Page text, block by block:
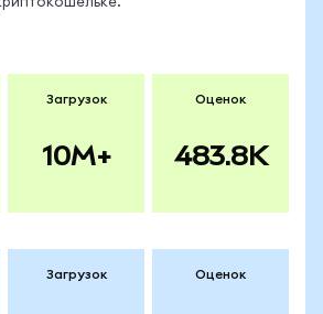
Загрузок
10M+
Оценок
483.8K
Загрузок Оценок